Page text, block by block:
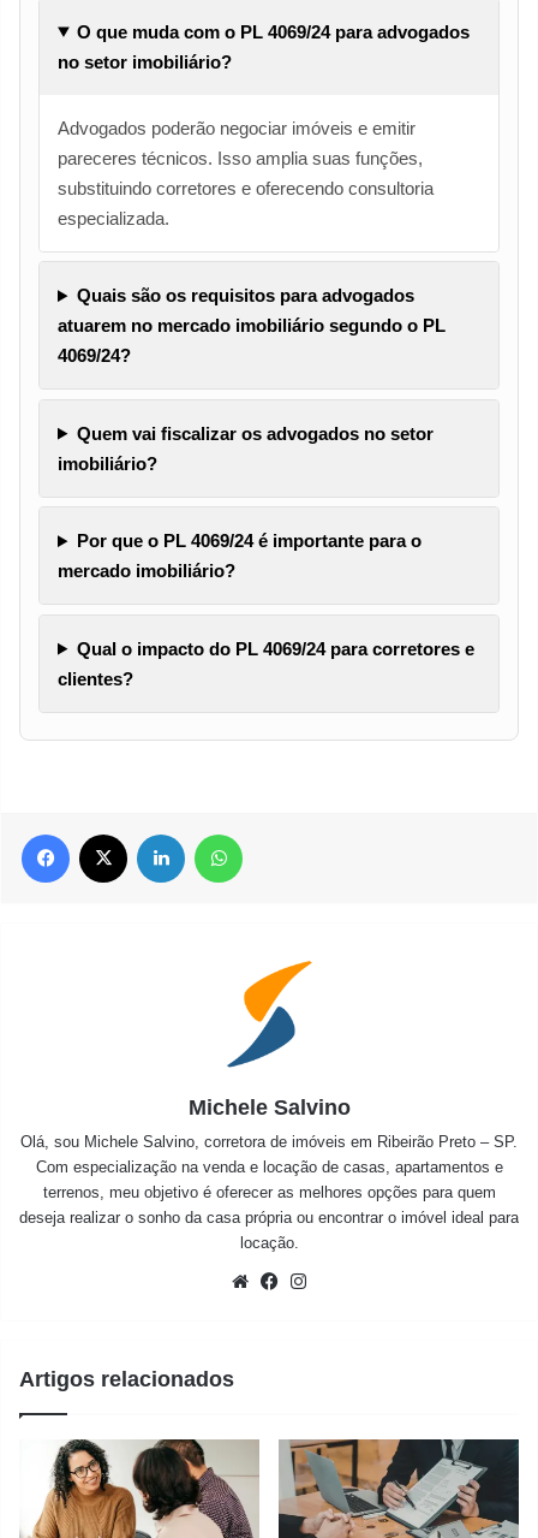
O que muda com o PL 4069/24 para advogados
no setor imobiliário?
Advogados poderão negociar imóveis e emitir
pareceres técnicos. Isso amplia suas funções,
substituindo corretores e oferecendo consultoria
especializada.
Quais são os requisitos para advogados
atuarem no mercado imobiliário segundo o PL
4069/24?
Quem vai fiscalizar os advogados no setor
imobiliário?
Por que o PL 4069/24 é importante para o
mercado imobiliário?
Qual o impacto do PL 4069/24 para corretores e
clientes?
Facebook Linkedin
Michele Salvino
Olá, sou Michele Salvino, corretora de imóveis em Ribeirão Preto – SP.
Com especialização na venda e locação de casas, apartamentos e
terrenos, meu objetivo é oferecer as melhores opções para quem
deseja realizar o sonho da casa própria ou encontrar o imóvel ideal para
locação.
WebsiteFacebook
Artigos relacionados